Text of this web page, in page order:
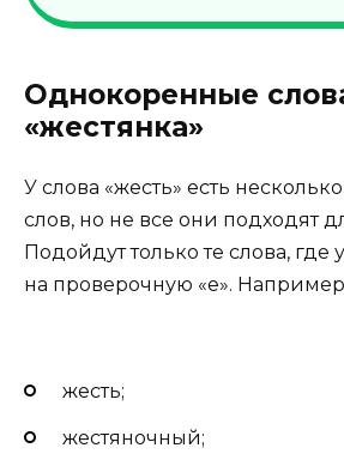
Однокоренные
«жестянка»
У слова «жесть» есть
слов, но не все они подходят
Подойдут только те слова, где
на проверочную «е».
жесть;
жестяночный;